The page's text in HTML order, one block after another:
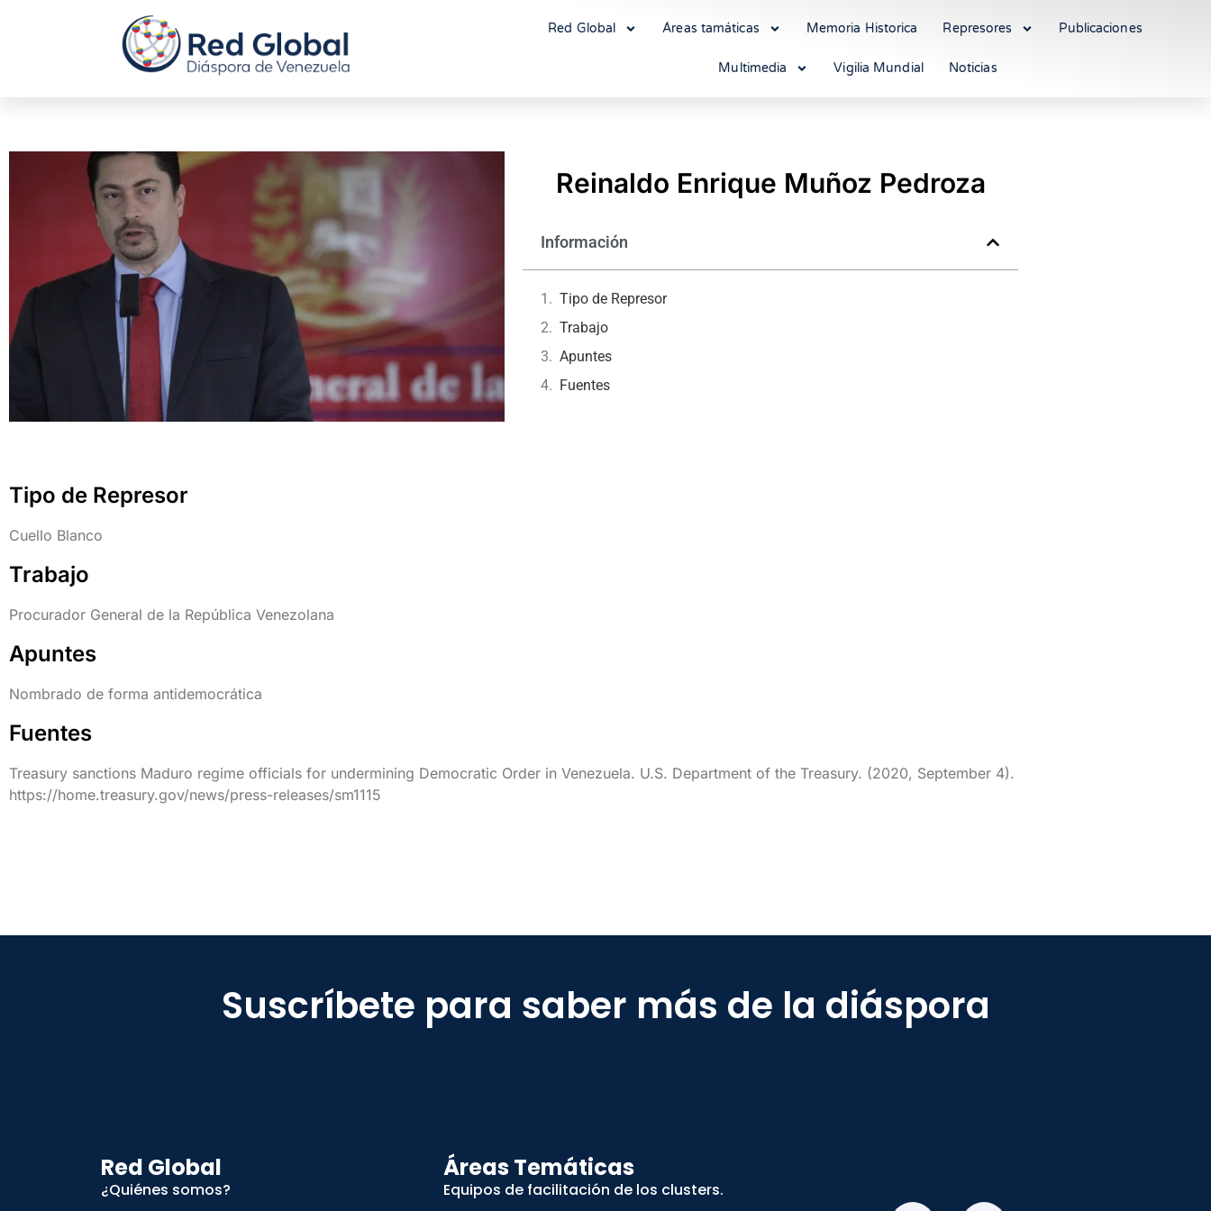
Red Global Áreas tamáticas Memoria Historica Represores Publicaciones
Multimedia Vigilia Mundial Noticias
Reinaldo Enrique Muñoz Pedroza
Información
Tipo de Represor
Trabajo
Apuntes
Fuentes
Tipo de Represor
Cuello Blanco
Trabajo
Procurador General de la República Venezolana
Apuntes
Nombrado de forma antidemocrática
Fuentes
Treasury sanctions Maduro regime officials for undermining Democratic Order in Venezuela. U.S. Department of the Treasury. (2020, September 4).
https://home.treasury.gov/news/press-releases/sm1115
Suscríbete para saber más de la diáspora
Red Global
¿Quiénes somos?
Áreas Temáticas
Equipos de facilitación de los clusters.